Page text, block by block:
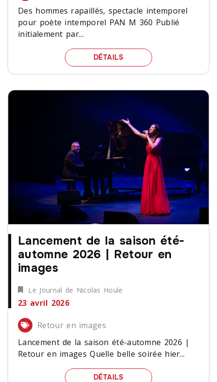
Des hommes rapaillés, spectacle intemporel
pour poète intemporel PAN M 360 Publié
initialement par...
DÉTAILS DES HOMMES
Lancement de la saison été-
automne 2026 | Retour en
images
Le Journal de Nicolas Houle
23 avril 2026
Retour en images
Lancement de la saison été-automne 2026 |
Retour en images Quelle belle soirée hier...
DÉTAILS LANCEMENT DE LA